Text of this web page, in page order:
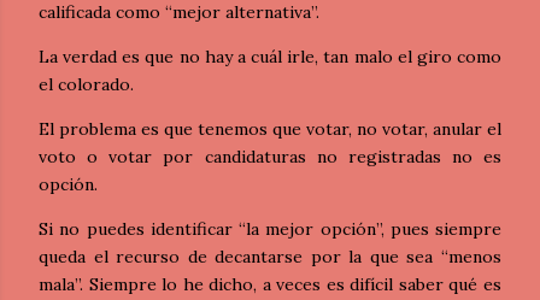
calificada como “mejor alternativa”.
La verdad es que no hay a cuál irle, tan malo el giro como
el colorado.
El problema es que tenemos que votar, no votar, anular el
voto o votar por candidaturas no registradas no es
opción.
Si no puedes identificar “la mejor opción”, pues siempre
queda el recurso de decantarse por la que sea “menos
mala”. Siempre lo he dicho, a veces es difícil saber qué es